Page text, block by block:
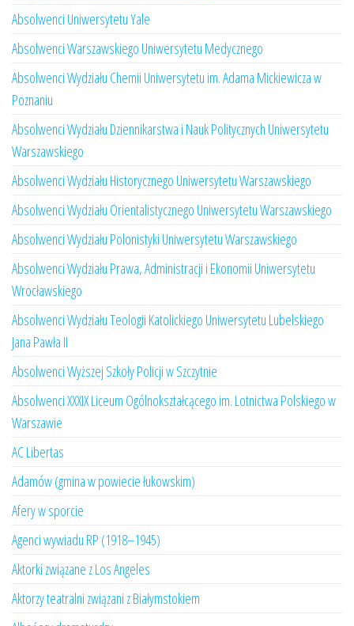
Absolwenci Uniwersytetu Yale
Absolwenci Warszawskiego Uniwersytetu Medycznego
Absolwenci Wydziału Chemii Uniwersytetu im. Adama Mickiewicza w
Poznaniu
Absolwenci Wydziału Dziennikarstwa i Nauk Politycznych Uniwersytetu
Warszawskiego
Absolwenci Wydziału Historycznego Uniwersytetu Warszawskiego
Absolwenci Wydziału Orientalistycznego Uniwersytetu Warszawskiego
Absolwenci Wydziału Polonistyki Uniwersytetu Warszawskiego
Absolwenci Wydziału Prawa, Administracji i Ekonomii Uniwersytetu
Wrocławskiego
Absolwenci Wydziału Teologii Katolickiego Uniwersytetu Lubelskiego
Jana Pawła II
Absolwenci Wyższej Szkoły Policji w Szczytnie
Absolwenci XXXIX Liceum Ogólnokształcącego im. Lotnictwa Polskiego w
Warszawie
AC Libertas
Adamów (gmina w powiecie łukowskim)
Afery w sporcie
Agenci wywiadu RP (1918–1945)
Aktorki związane z Los Angeles
Aktorzy teatralni związani z Białymstokiem